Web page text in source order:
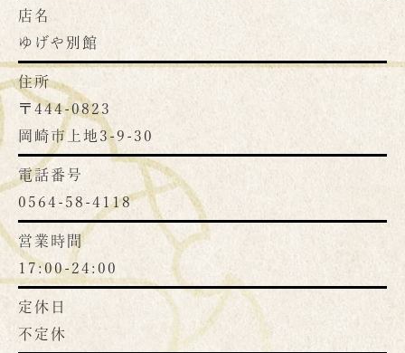
店名
ゆげや別館
住所
〒444-0823
岡崎市上地3-9-30
電話番号
0564-58-4118
営業時間
17:00-24:00
定休日
不定休